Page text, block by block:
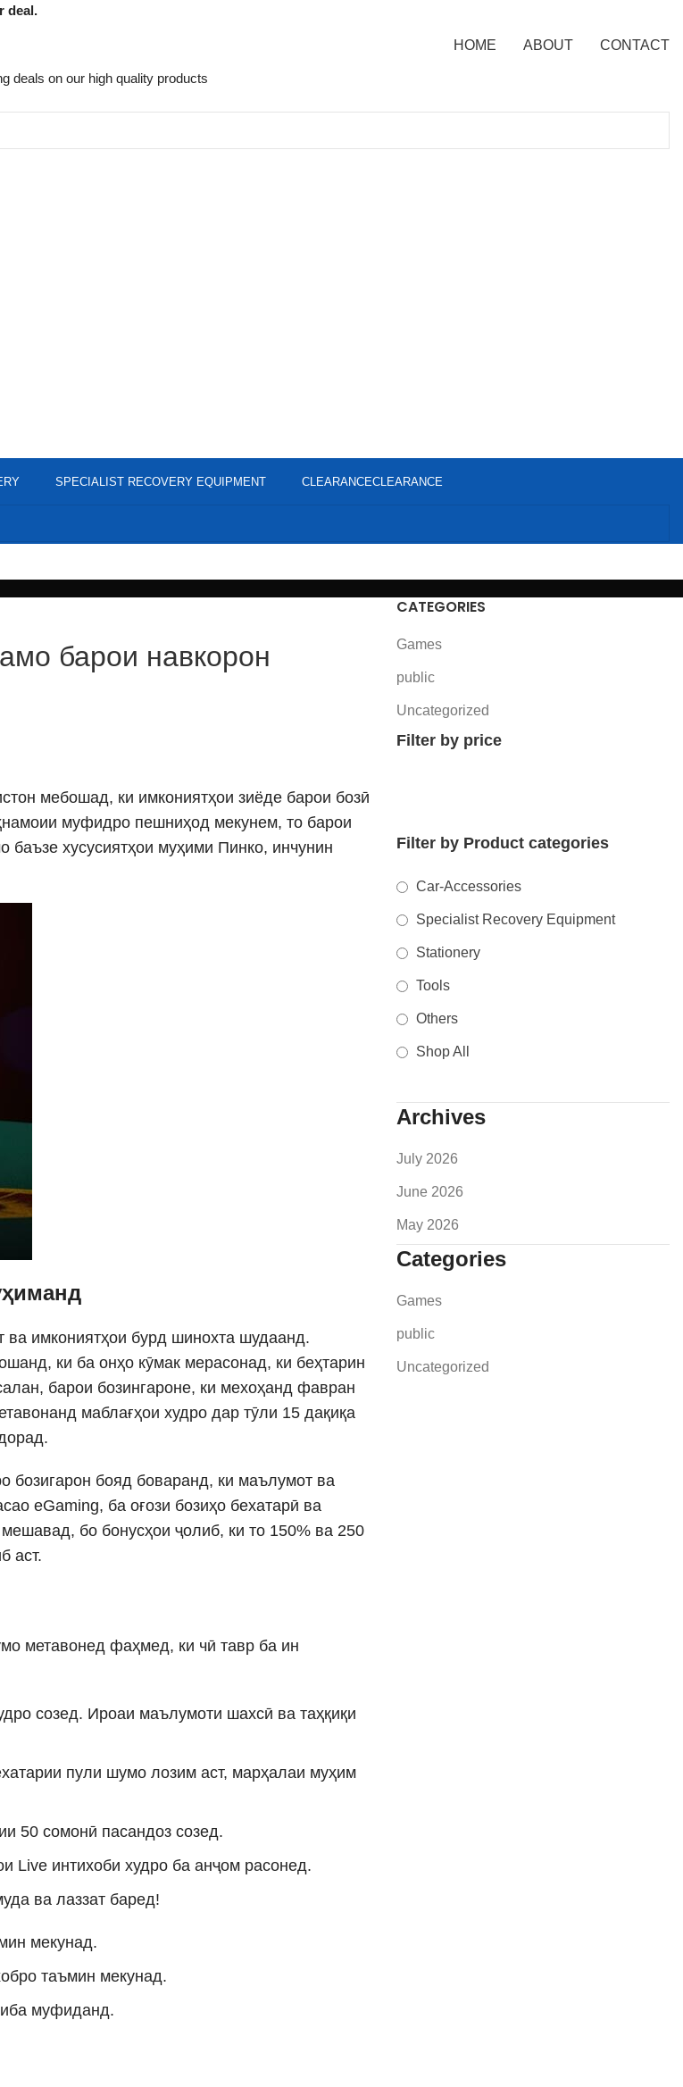
deal.
HOME ABOUT CONTACT
deals on our high quality products
SPECIALIST RECOVERY EQUIPMENT CLEARANCECLEARANCE
барои навкорон
мебошад, ки имкониятҳои зиёде барои бозӣ
муфидро пешниҳод мекунем, то барои
хусусиятҳои муҳими Пинко, инчунин
ва имкониятҳои бурд шинохта шудаанд.
ки ба онҳо кӯмак мерасонад, ки беҳтарин
барои бозингароне, ки мехоҳанд фавран
маблағҳои худро дар тӯли 15 дақиқа
бозигарон бояд боваранд, ки маълумот ва
eGaming, ба оғози бозиҳо бехатарӣ ва
бо бонусҳои ҷолиб, ки то 150% ва 250
аст.
метавонед фаҳмед, ки чӣ тавр ба ин
созед. Ироаи маълумоти шахсӣ ва таҳқиқи
пули шумо лозим аст, марҳалаи муҳим
50 сомонӣ пасандоз созед.
Live интихоби худро ба анҷом расонед.
ва лаззат баред!
мекунад.
таъмин мекунад.
муфиданд.
CATEGORIES
Games
public
Uncategorized
Filter by price
Filter by Product categories
Car-Accessories
Specialist Recovery Equipment
Stationery
Tools
Others
Shop All
Archives
July 2026
June 2026
May 2026
Categories
Games
public
Uncategorized